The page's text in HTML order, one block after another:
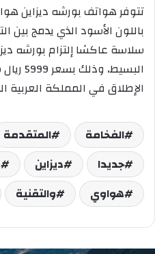
تتوفر هواتف بورشه ديزاين
باللون الأسود الذي يدمج بين
سلاسة عاكسًا إلتزام بورشه
الإطلاق في المملكة
الفخامة المتقدمة
جديدا
ديزاين
هواوي
والتقنية